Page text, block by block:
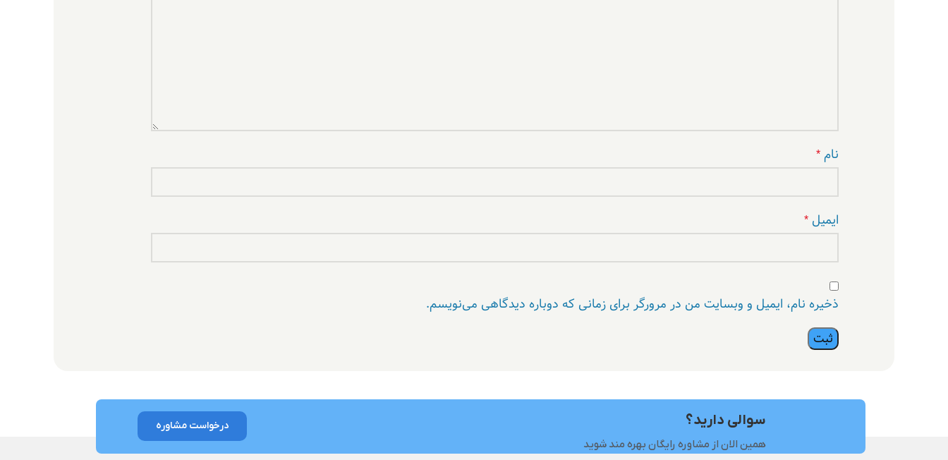
نام*
ایمیل *
ذخیره نام، ایمیل و وبسایت من در مرورگر برای زمانی که دوباره دیدگاهی می‌نویسم.
سوالی دارید؟
همین الان از مشاوره رایگان بهره مند شوید
درخواست مشاوره